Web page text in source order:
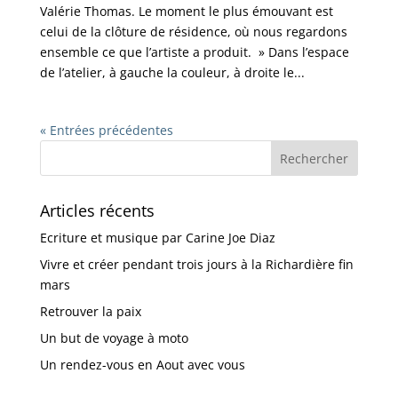
Valérie Thomas. Le moment le plus émouvant est
celui de la clôture de résidence, où nous regardons
ensemble ce que l’artiste a produit. » Dans l’espace
de l’atelier, à gauche la couleur, à droite le...
« Entrées précédentes
Articles récents
Ecriture et musique par Carine Joe Diaz
Vivre et créer pendant trois jours à la Richardière fin
mars
Retrouver la paix
Un but de voyage à moto
Un rendez-vous en Aout avec vous